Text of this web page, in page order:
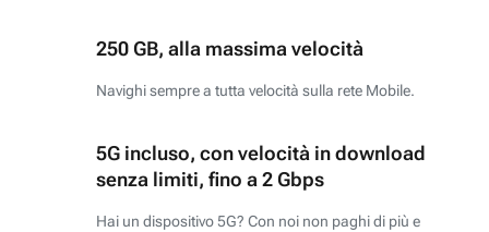
250 GB, alla massima velocità
Navighi sempre a tutta velocità sulla rete Mobile.
5G incluso, con velocità in download
senza limiti, fino a 2 Gbps
Hai un dispositivo 5G? Con noi non paghi di più e